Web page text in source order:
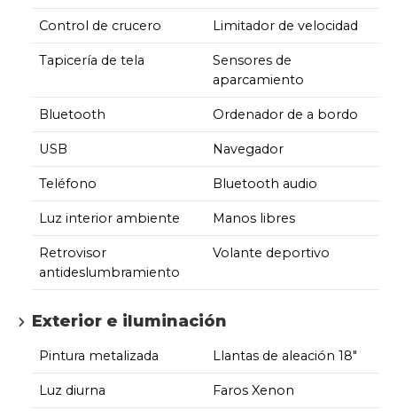
Control de crucero Limitador de velocidad
Tapicería de tela
Sensores de
aparcamiento
Bluetooth Ordenador de a bordo
USB Navegador
Teléfono Bluetooth audio
Luz interior ambiente Manos libres
Retrovisor
antideslumbramiento
Volante deportivo
Exterior e iluminación
Pintura metalizada Llantas de aleación 18"
Luz diurna Faros Xenon